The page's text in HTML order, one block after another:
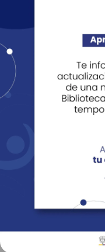
Entendido
Revista Fácil Vivir